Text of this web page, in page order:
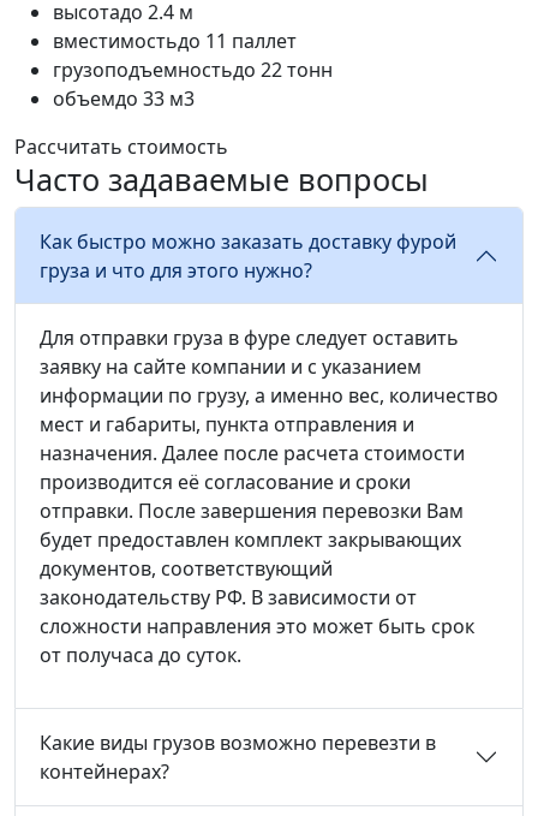
высотадо 2.4 м
вместимостьдо 11 паллет
грузоподъемностьдо 22 тонн
объемдо 33 м3
Рассчитать стоимость
Часто задаваемые вопросы
Как быстро можно заказать доставку фурой
груза и что для этого нужно?
Для отправки груза в фуре следует оставить
заявку на сайте компании и с указанием
информации по грузу, а именно вес, количество
мест и габариты, пункта отправления и
назначения. Далее после расчета стоимости
производится её согласование и сроки
отправки. После завершения перевозки Вам
будет предоставлен комплект закрывающих
документов, соответствующий
законодательству РФ. В зависимости от
сложности направления это может быть срок
от получаса до суток.
Какие виды грузов возможно перевезти в
контейнерах?